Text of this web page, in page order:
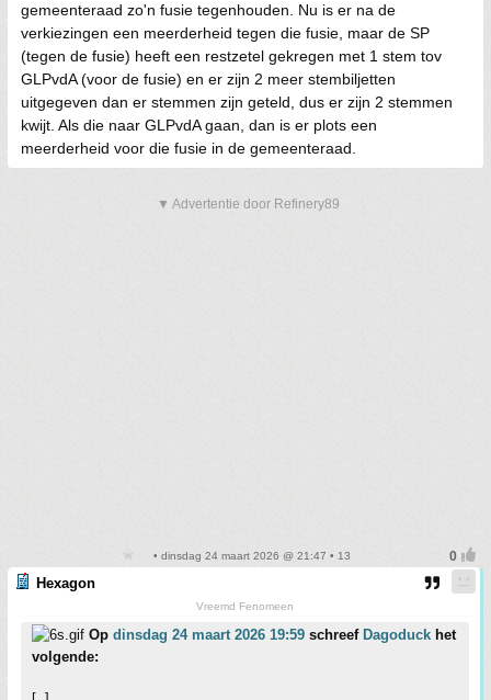
gemeenteraad zo'n fusie tegenhouden. Nu is er na de
verkiezingen een meerderheid tegen die fusie, maar de SP
(tegen de fusie) heeft een restzetel gekregen met 1 stem tov
GLPvdA (voor de fusie) en er zijn 2 meer stembiljetten
uitgegeven dan er stemmen zijn geteld, dus er zijn 2 stemmen
kwijt. Als die naar GLPvdA gaan, dan is er plots een
meerderheid voor die fusie in de gemeenteraad.
▼ Advertentie door Refinery89
• dinsdag 24 maart 2026 @ 21:47 • 13
Hexagon
Vreemd Fenomeen
Op dinsdag 24 maart 2026 19:59 schreef Dagoduck het
volgende: